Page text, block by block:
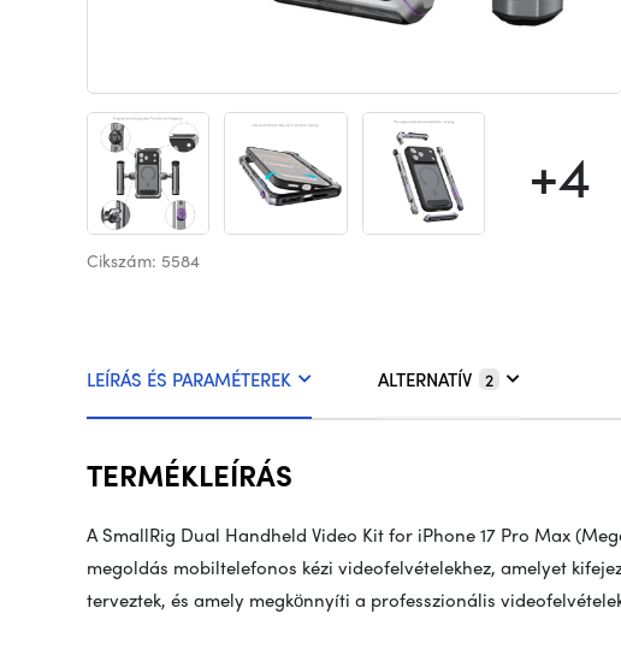
+4
Cikszám: 5584
LEÍRÁS ÉS PARAMÉTEREK ALTERNATÍV 2
TERMÉKLEÍRÁS
A SmallRig Dual Handheld Video Kit for iPhone 17 Pro Max
megoldás mobiltelefonos kézi videofelvételekhez, amelyet
terveztek, és amely megkönnyíti a professzionális